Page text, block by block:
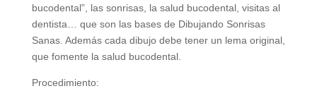
bucodental”, las sonrisas, la salud bucodental, visitas al
dentista… que son las bases de Dibujando Sonrisas
Sanas. Además cada dibujo debe tener un lema original,
que fomente la salud bucodental.
Procedimiento: